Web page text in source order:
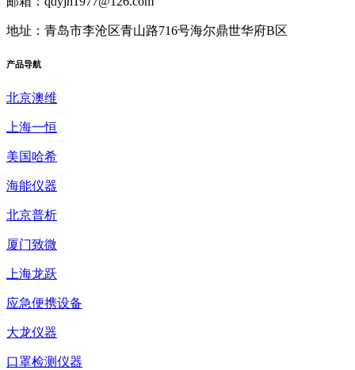
地址：青岛市李沧区青山路716号海尔鼎世华府B区
产品导航
北京澳维
上海一恒
美国哈希
海能仪器
北京普析
厦门致微
上海龙跃
应急便携设备
大龙仪器
口罩检测仪器